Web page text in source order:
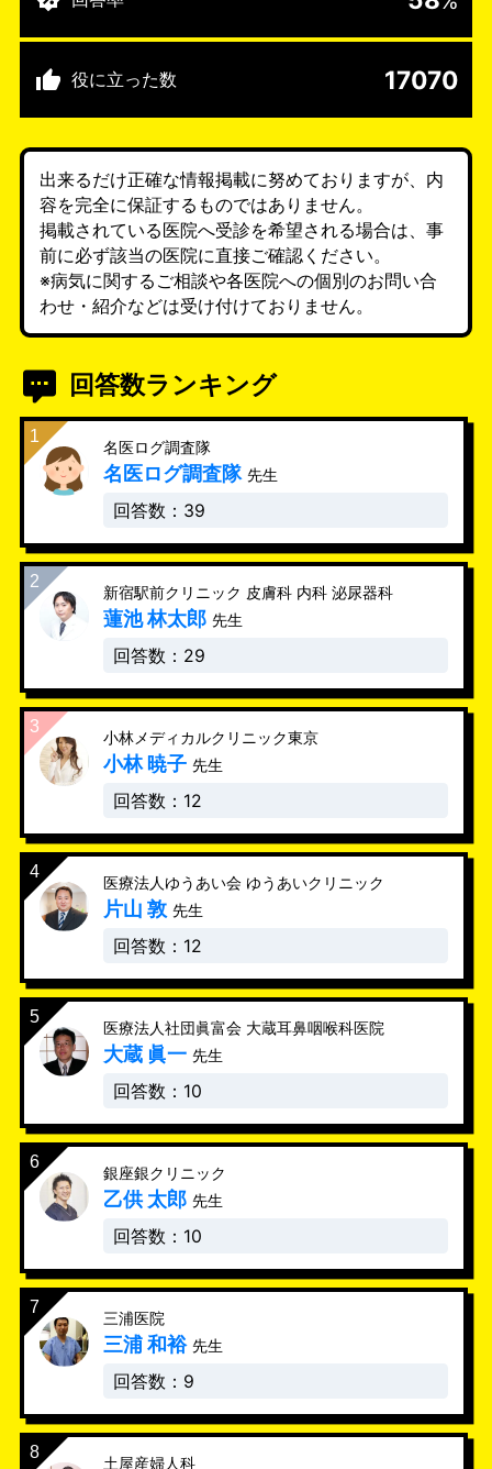
役に立った数 17070
出来るだけ正確な情報掲載に努めておりますが、内
容を完全に保証するものではありません。
掲載されている医院へ受診を希望される場合は、事
前に必ず該当の医院に直接ご確認ください。
※病気に関するご相談や各医院への個別のお問い合
わせ・紹介などは受け付けておりません。
回答数ランキング
名医ログ調査隊
名医ログ調査隊 先生
回答数：39
新宿駅前クリニック 皮膚科 内科 泌尿器科
蓮池 林太郎 先生
回答数：29
小林メディカルクリニック東京
小林 暁子 先生
回答数：12
医療法人ゆうあい会 ゆうあいクリニック
片山 敦 先生
回答数：12
医療法人社団眞富会 大蔵耳鼻咽喉科医院
大蔵 眞一 先生
回答数：10
銀座銀クリニック
乙供 太郎 先生
回答数：10
三浦医院
三浦 和裕 先生
回答数：9
土屋産婦人科